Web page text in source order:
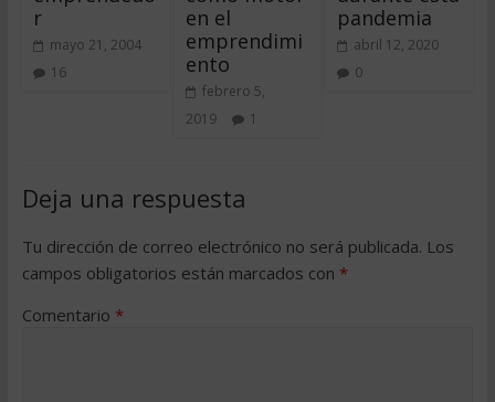
r
mayo 21, 2004
16
en el
emprendimi
ento
febrero 5,
2019
1
pandemia
abril 12, 2020
0
Deja una respuesta
Tu dirección de correo electrónico no será publicada. Los
campos obligatorios están marcados con *
Comentario *